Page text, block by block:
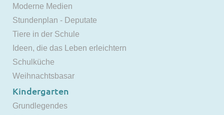
Moderne Medien
Stundenplan - Deputate
Tiere in der Schule
Ideen, die das Leben erleichtern
Schulküche
Weihnachtsbasar
Kindergarten
Grundlegendes